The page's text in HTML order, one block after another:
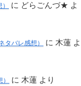
に どらごんづ★ よ
バレ感想） に 木蓮 よ
に 木蓮 より